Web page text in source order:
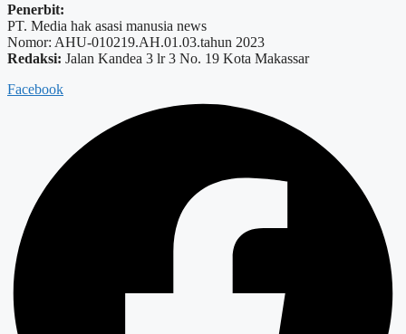
Penerbit:
PT. Media hak asasi manusia news
Nomor: AHU-010219.AH.01.03.tahun 2023
Redaksi: Jalan Kandea 3 lr 3 No. 19 Kota Makassar
Facebook